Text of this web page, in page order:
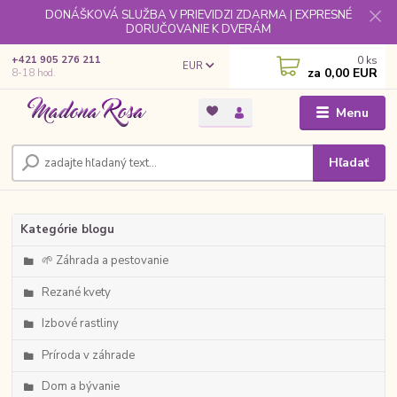
DONÁŠKOVÁ SLUŽBA V PRIEVIDZI ZDARMA | EXPRESNÉ
DORUČOVANIE K DVERÁM
Menu
EUR
Hľadať
+421 905 276 211
8-18 hod.
0 ks
za 0,00 EUR
Kategórie blogu
🌱 Záhrada a pestovanie
Rezané kvety
Izbové rastliny
Príroda v záhrade
Dom a bývanie